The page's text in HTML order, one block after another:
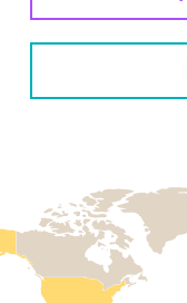
Kirche und
Religion in
Kunst
Aktiv
Tourismus